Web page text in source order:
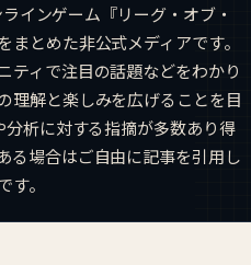
インゲーム『リーグ・オブ・
まとめた非公式メディアです。
ティで注目の話題などをわかり
理解と楽しみを広げることを目
析に対する指摘が多数あり得
る場合はご自由に記事を引用し
。